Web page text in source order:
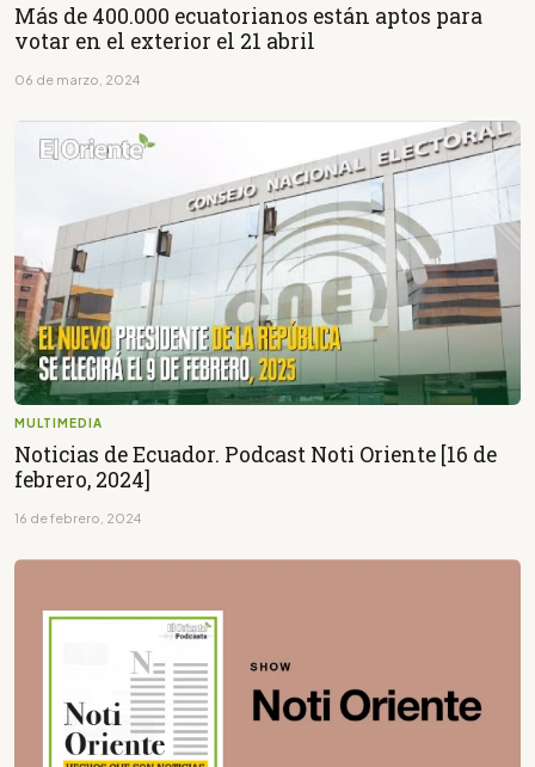
Más de 400.000 ecuatorianos están aptos para
votar en el exterior el 21 abril
06 de marzo, 2024
MULTIMEDIA
Noticias de Ecuador. Podcast Noti Oriente [16 de
febrero, 2024]
16 de febrero, 2024